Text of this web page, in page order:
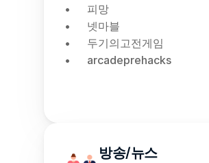
피망
넷마블
두기의고전게임
arcadeprehacks
방송/뉴스